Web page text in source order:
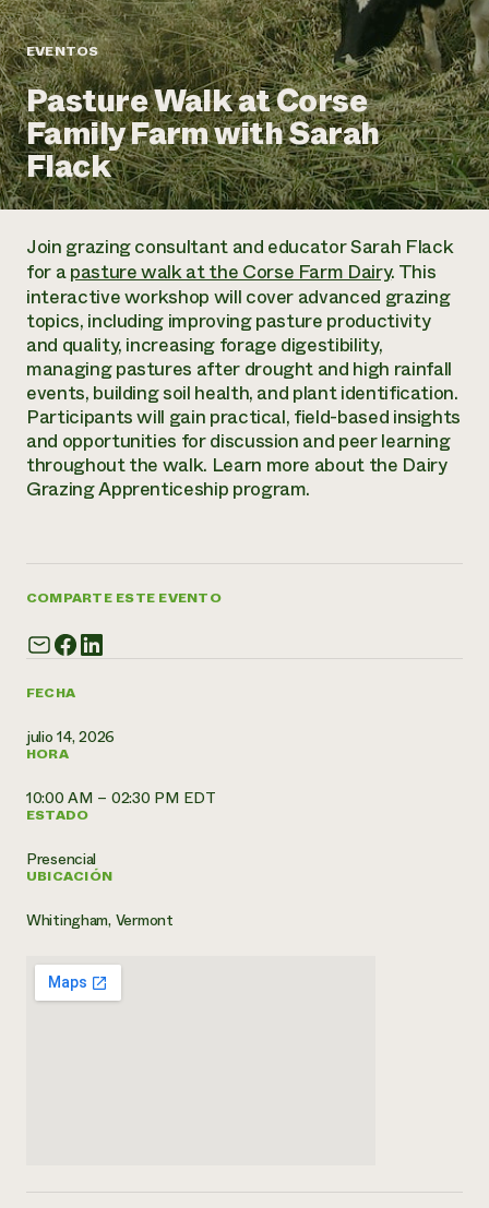
Informes anuales y financieros
Historias de impacto
Informe de
impacto 2024
LEER EL INFORME
Latinos en la agricultura
Sistemas alimentarios locales
Agricultura urbana
Las mujeres en la agricultura
Evento anual de reciclaje de productos electrónicos
Programa de descuentos de NorthWestern Energy
Servicios energéticos comerciales
Servicios energéticos residenciales
LIHEAP
Centro de intercambio de información AgriSolar
Blog
Podcasts
Publicaciones
Cursos cortos
Vídeos
Oportunidades de financiación
Noticias
Internship Hub
Buscar prácticas
Contratar a un becario
un
directa de
Asociaciones empresariales
Donar
Donaciones planificadas
Boletín
Consultas de los medios de comunicación
Todos
contribuyen a la
resiliencia de la
comunidad.
DONAR AHORA
EVENTOS
Pasture Walk at Corse
Family Farm with Sarah
Flack
FECHA
julio 14, 2026
HORA
10:00 AM – 02:30 PM EDT
ESTADO
Presencial
UBICACIÓN
Whitingham, Vermont
Join grazing consultant and educator Sarah Flack
for apasture walk at the Corse Farm Dairy. This
interactive workshop will cover advanced grazing
topics, including improving pasture productivity
and quality, increasing forage digestibility,
managing pastures after drought and high rainfall
events, building soil health, and plant identification.
Participants will gain practical, field-based insights
and opportunities for discussion and peer learning
throughout the walk. Learn more about the Dairy
Grazing Apprenticeship program.
COMPARTE ESTE EVENTO